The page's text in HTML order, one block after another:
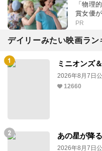
「物理
賞女優
PR
デイリーみたい映画ラン
ミニオンズ
2026年8月7日
12660
あの星が降
2026年8月7日